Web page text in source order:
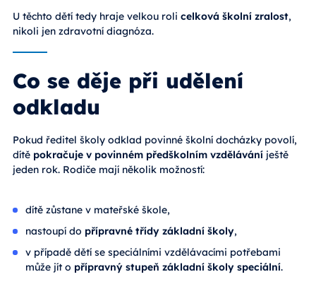
U těchto dětí tedy hraje velkou roli celková školní zralost,
nikoli jen zdravotní diagnóza.
Co se děje při udělení
odkladu
Pokud ředitel školy odklad povinné školní docházky povolí,
dítě pokračuje v povinném předškolním vzdělávání ještě
jeden rok. Rodiče mají několik možností:
dítě zůstane v mateřské škole,
nastoupí do přípravné třídy základní školy,
v případě dětí se speciálními vzdělávacími potřebami
může jít o přípravný stupeň základní školy speciální.